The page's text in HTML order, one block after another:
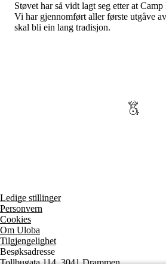
Tall og fakta
Om Uloba
Kontakt Uloba
Støvet har så vidt lagt seg etter at
Vi har gjennomført aller første utgåve
skal bli ein lang tradisjon.
Ledige stillinger
Personvern
Cookies
Om Uloba
Tilgjengelighet
Besøksadresse
Tollbugata 114, 3041 Drammen